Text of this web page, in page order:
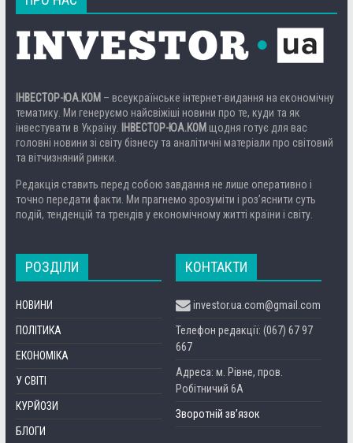
ІНВЕСТОР-ЮА.КОМ – всеукраїнське інтернет-видання на економічну
тематику. Ми генеруємо найсвіжіші новини про те, куди та як
інвестувати в Україну.
ІНВЕСТОР-ЮА.КОМ щодня готує для вас
головні новини зі світу бізнесу та аналітичні матеріали про світовий
та вітчизняний ринки.
Редакція ставить перед собою завдання не лише оперативно і
точно передати факти. Ми прагнемо зрозуміти і роз’яснити суть
подій, тенденцій та трендів у економічному житті країни і світу.
РОЗДІЛИ
НОВИНИ
ПОЛІТИКА
ЕКОНОМІКА
У СВІТІ
КУРЙОЗИ
БЛОГИ
КОНТАКТИ
investor.ua.com@gmail.com
Телефон редакції: (067) 67 97
667
Адреса: м. Рівне, пров.
Робітничий 6А
Зворотній зв’язок